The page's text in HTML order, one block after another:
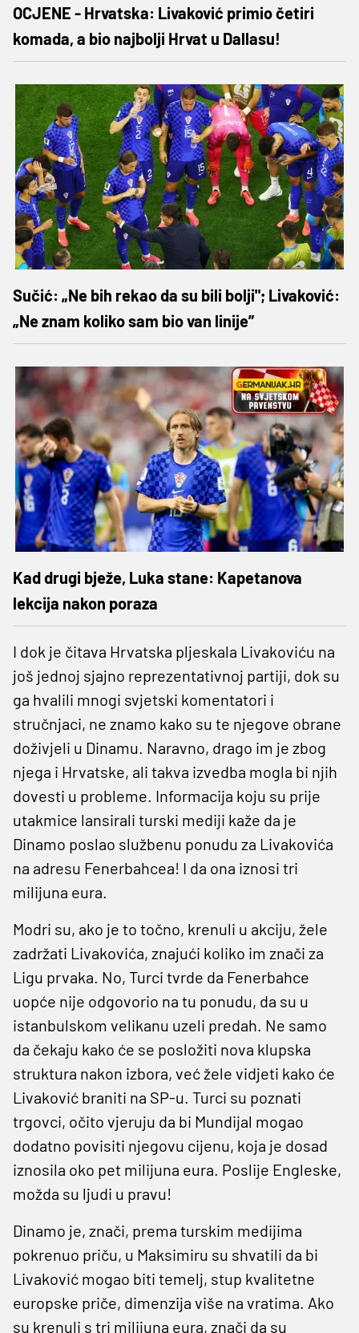
OCJENE - Hrvatska: Livaković primio četiri
komada, a bio najbolji Hrvat u Dallasu!
Sučić: „Ne bih rekao da su bili bolji"; Livaković:
„Ne znam koliko sam bio van linije”
Kad drugi bježe, Luka stane: Kapetanova
lekcija nakon poraza
I dok je čitava Hrvatska pljeskala Livakoviću na
još jednoj sjajno reprezentativnoj partiji, dok su
ga hvalili mnogi svjetski komentatori i
stručnjaci, ne znamo kako su te njegove obrane
doživjeli u Dinamu. Naravno, drago im je zbog
njega i Hrvatske, ali takva izvedba mogla bi njih
dovesti u probleme. Informacija koju su prije
utakmice lansirali turski mediji kaže da je
Dinamo poslao službenu ponudu za Livakovića
na adresu Fenerbahcea! I da ona iznosi tri
milijuna eura.
Modri su, ako je to točno, krenuli u akciju, žele
zadržati Livakovića, znajući koliko im znači za
Ligu prvaka. No, Turci tvrde da Fenerbahce
uopće nije odgovorio na tu ponudu, da su u
istanbulskom velikanu uzeli predah. Ne samo
da čekaju kako će se posložiti nova klupska
struktura nakon izbora, već žele vidjeti kako će
Livaković braniti na SP-u. Turci su poznati
trgovci, očito vjeruju da bi Mundijal mogao
dodatno povisiti njegovu cijenu, koja je dosad
iznosila oko pet milijuna eura. Poslije Engleske,
možda su ljudi u pravu!
Dinamo je, znači, prema turskim medijima
pokrenuo priču, u Maksimiru su shvatili da bi
Livaković mogao biti temelj, stup kvalitetne
europske priče, dimenzija više na vratima. Ako
su krenuli s tri milijuna eura, znači da su